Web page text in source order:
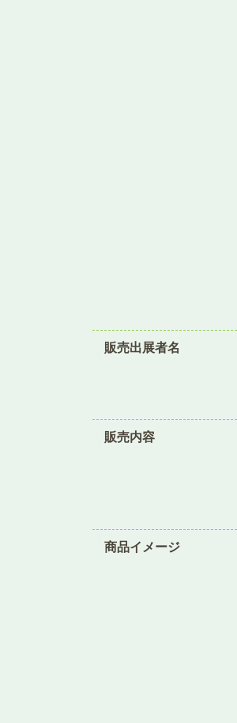
販売出展者名
販売内容
商品イメージ